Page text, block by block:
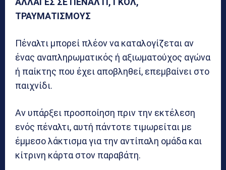
ΤΡΑΥΜΑΤΙΣΜΟΥΣ
Πέναλτι μπορεί πλέον να καταλογίζεται αν
ένας αναπληρωματικός ή αξιωματούχος αγώνα
ή παίκτης που έχει αποβληθεί, επεμβαίνει στο
παιχνίδι.
Αν υπάρξει προσποίηση πριν την εκτέλεση
ενός πέναλτι, αυτή πάντοτε τιμωρείται με
έμμεσο λάκτισμα για την αντίπαλη ομάδα και
κίτρινη κάρτα στον παραβάτη.